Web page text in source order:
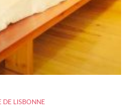
DE LISBONNE